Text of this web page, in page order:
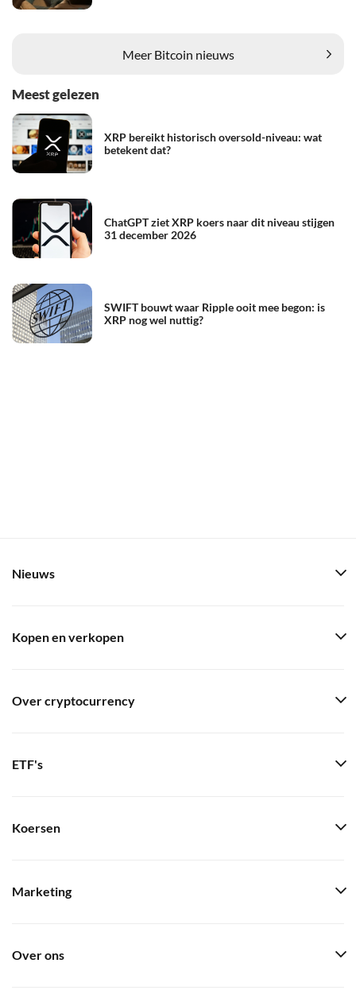
Meer Bitcoin nieuws
Meest gelezen
XRP bereikt historisch oversold-niveau: wat
betekent dat?
ChatGPT ziet XRP koers naar dit niveau stijgen
31 december 2026
SWIFT bouwt waar Ripple ooit mee begon: is
XRP nog wel nuttig?
Nieuws
Kopen en verkopen
Over cryptocurrency
ETF's
Koersen
Marketing
Over ons